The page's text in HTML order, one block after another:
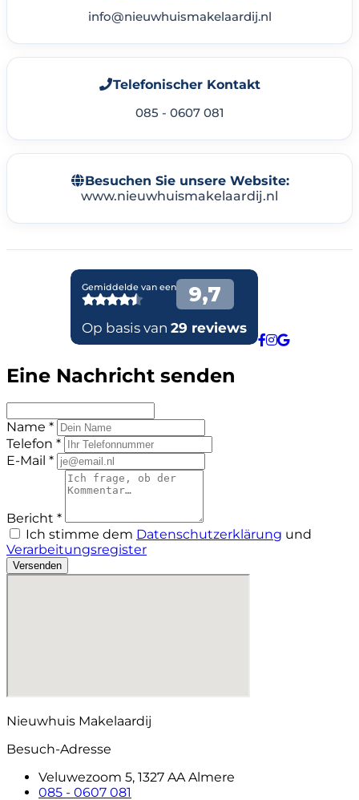
info@nieuwhuismakelaardij.nl
Telefonischer Kontakt
085 - 0607 081
Besuchen Sie unsere Website:
www.nieuwhuismakelaardij.nl
Eine Nachricht senden
Name *
Telefon *
E-Mail *
Bericht *
Ich stimme dem Datenschutzerklärung und
Verarbeitungsregister
Versenden
Nieuwhuis Makelaardij
Besuch-Adresse
Veluwezoom 5, 1327 AA Almere
085 - 0607 081